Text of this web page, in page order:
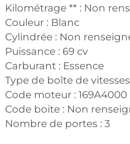
Kilométrage ** : Non
Couleur : Blanc
Cylindrée : Non
Puissance : 69 cv
Carburant : Essence
Type de boîte de
Code moteur : 169A4000
Code boite : Non
Nombre de portes : 3